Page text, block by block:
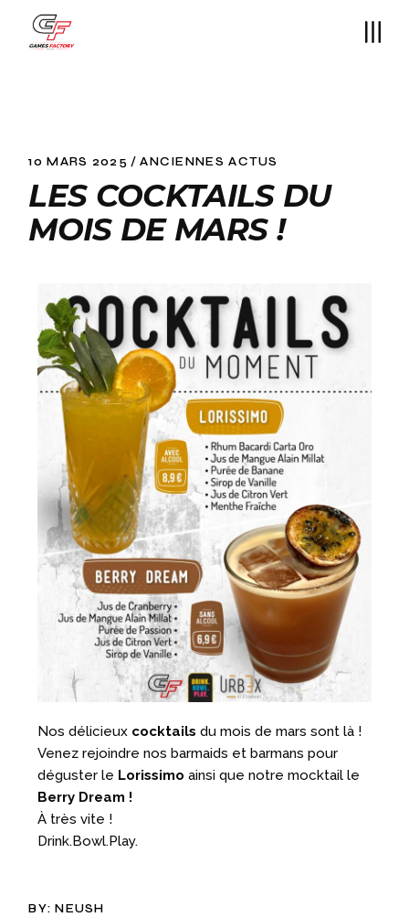
10 MARS 2025 ANCIENNES ACTUS
LES COCKTAILS DU
MOIS DE MARS !
Nos délicieux cocktails du mois de mars sont là !
Venez rejoindre nos barmaids et barmans pour
déguster le Lorissimoainsi que notre mocktail le
Berry Dream !
À très vite !
Drink.Bowl.Play.
BY: NEUSH